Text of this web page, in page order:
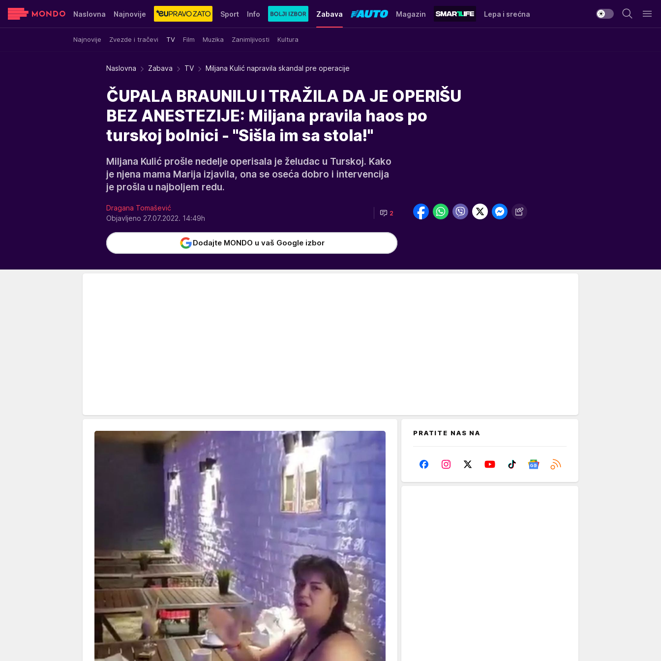
Naslovna Najnovije Sport Info Zabava
Najnovije Zvezde i tračevi TV Film Muzika Zanimljivosti Kultura
Magazin Lepa i srećna
Sensa Stvar ukusa Yumama
Naslovna Zabava TV Miljana Kulić napravila skandal pre operacije
ČUPALA BRAUNILU I TRAŽILA DA JE OPERIŠU
BEZ ANESTEZIJE: Miljana pravila haos po
turskoj bolnici - "Sišla im sa stola!"
Miljana Kulić prošle nedelje operisala je želudac u Turskoj. Kako
je njena mama Marija izjavila, ona se oseća dobro i intervencija
je prošla u najboljem redu.
Dragana Tomašević
Objavljeno 27.07.2022. 14:49h
2
Dodajte MONDO u vaš Google izbor
PRATITE NAS NA